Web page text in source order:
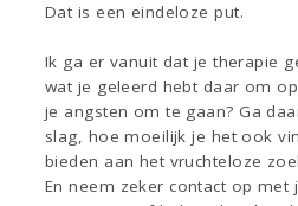
Dat is een eindeloze put.
Ik ga er vanuit dat je therapie
wat je geleerd hebt daar om
je angsten om te gaan? Ga
slag, hoe moeilijk je het ook
bieden aan het vruchteloze
En neem zeker contact op met